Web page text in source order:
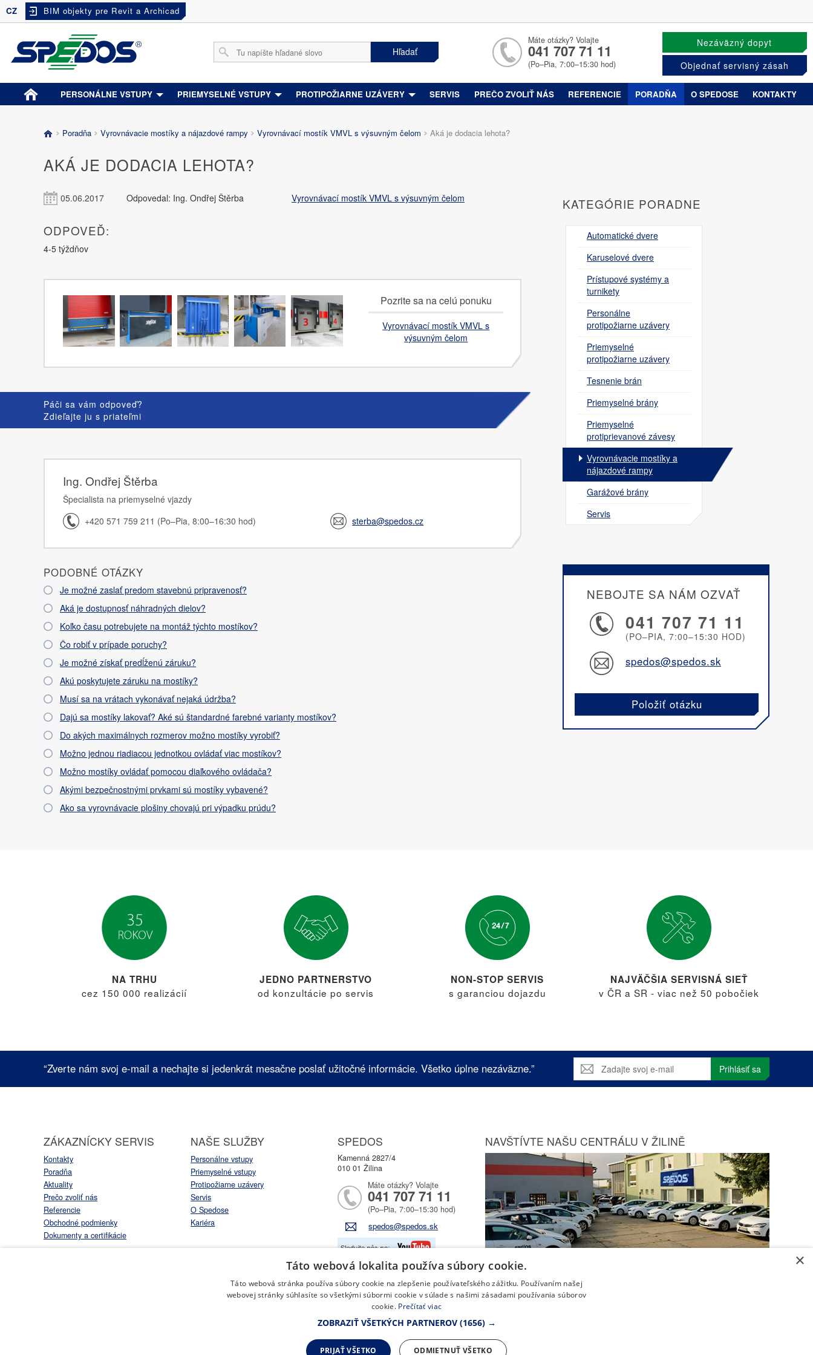
CZ BIM objekty pre Revit a Archicad
Hľadať
Máte otázky? Volajte
041 707 71 11
(Po–Pia, 7:00–15:30 hod)
Nezáväzný dopyt
Objednať servisný zásah
PERSONÁLNE VSTUPY PRIEMYSELNÉ VSTUPY PROTIPOŽIARNE UZÁVERY SERVIS PREČO ZVOLIŤ NÁS REFERENCIE PORADŇA O SPEDOSE KONTAKTY
Poradňa Vyrovnávacie mostíky a nájazdové rampy Vyrovnávací mostík VMVL s výsuvným čelom Aká je dodacia lehota?
AKÁ JE DODACIA LEHOTA?
05.06.2017 Odpovedal: Ing. Ondřej Štěrba Vyrovnávací mostík VMVL s výsuvným čelom
ODPOVEĎ:
4-5 týždňov
Pozrite sa na celú ponuku
Vyrovnávací mostík VMVL s
výsuvným čelom
Páči sa vám odpoveď?
Zdieľajte ju s priateľmi
Ing. Ondřej Štěrba
Špecialista na priemyselné vjazdy
+420 571 759 211 (Po–Pia, 8:00–16:30 hod)
sterba@spedos.cz
PODOBNÉ OTÁZKY
Je možné zaslať predom stavebnú pripravenosť?
Aká je dostupnosť náhradných dielov?
Koľko času potrebujete na montáž týchto mostíkov?
Čo robiť v prípade poruchy?
Je možné získať predĺženú záruku?
Akú poskytujete záruku na mostíky?
Musí sa na vrátach vykonávať nejaká údržba?
Dajú sa mostíky lakovať? Aké sú štandardné farebné varianty mostíkov?
Do akých maximálnych rozmerov možno mostíky vyrobiť?
Možno jednou riadiacou jednotkou ovládať viac mostíkov?
Možno mostíky ovládať pomocou diaľkového ovládača?
Akými bezpečnostnými prvkami sú mostíky vybavené?
Ako sa vyrovnávacie plošiny chovajú pri výpadku prúdu?
KATEGÓRIE PORADNE
Automatické dvere
Karuselové dvere
Prístupové systémy a
turnikety
Personálne
protipožiarne uzávery
Priemyselné
protipožiarne uzávery
Tesnenie brán
Priemyselné brány
Priemyselné
protiprievanové závesy
Vyrovnávacie mostíky a
nájazdové rampy
Garážové brány
Servis
NEBOJTE SA NÁM OZVAŤ
041 707 71 11
(PO–PIA, 7:00–15:30 HOD)
spedos@spedos.sk
Položiť otázku
NA TRHU
cez 150 000 realizácií
JEDNO PARTNERSTVO
od konzultácie po servis
NON-STOP SERVIS
s garanciou dojazdu
NAJVÄČŠIA SERVISNÁ SIEŤ
v ČR a SR - viac než 50 pobočiek
“Zverte nám svoj e-mail a nechajte si jedenkrát mesačne poslať užitočné informácie. Všetko úplne nezáväzne.” Prihlásiť sa
ZÁKAZNÍCKY SERVIS
Kontakty
Poradňa
Aktuality
Prečo zvoliť nás
Referencie
Obchodné podmienky
Dokumenty a certifikácie
NAŠE SLUŽBY
Personálne vstupy
Priemyselné vstupy
Protipožiarne uzávery
Servis
O Spedose
Kariéra
SPEDOS
Kamenná 2827/4
010 01 Žilina
Máte otázky? Volajte
041 707 71 11
(Po–Pia, 7:00–15:30 hod)
spedos@spedos.sk
NAVŠTÍVTE NAŠU CENTRÁLU V ŽILINĚ
×
Táto webová lokalita používa súbory cookie.
Táto webová stránka používa súbory cookie na zlepšenie používateľského zážitku. Používaním našej
webovej stránky súhlasíte so všetkými súbormi cookie v súlade s našimi zásadami používania súborov
cookie. Prečítať viac
ZOBRAZIŤ VŠETKÝCH PARTNEROV (1656) →
PRIJAŤ VŠETKO ODMIETNUŤ VŠETKO